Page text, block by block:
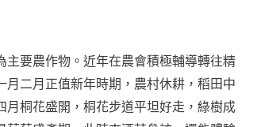
要農作物。近年在農會積極輔導轉往精
二月正值新年時期，農村休耕，稻田中
桐花盛開，桐花步道平坦好走，綠樹成